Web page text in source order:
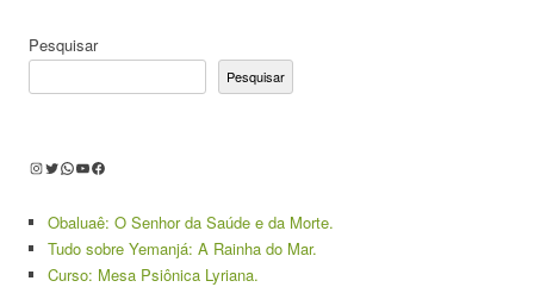
Pesquisar
Pesquisar
Instagram
Twitter
WhatsApp
Youtube
Facebook
Obaluaê: O Senhor da Saúde e da Morte.
Tudo sobre Yemanjá: A Rainha do Mar.
Curso: Mesa Psiônica Lyriana.